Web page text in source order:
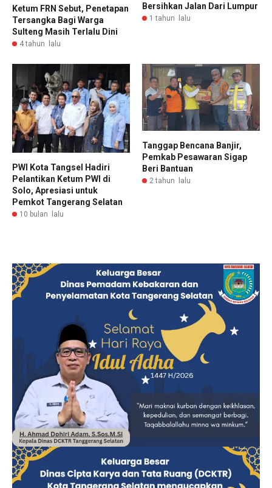
Ketum FRN Sebut, Penetapan
Tersangka Bagi Warga
Sulteng Masih Terlalu Dini
4 tahun lalu
Bersihkan Jalan Dari Lumpur
1 tahun lalu
PWI Kota Tangsel Hadiri
Pelantikan Ketum PWI di
Solo, Apresiasi untuk
Pemkot Tangerang Selatan
10 bulan lalu
Tanggap Bencana Banjir,
Pemkab Pesawaran Sigap
Beri Bantuan
2 tahun lalu